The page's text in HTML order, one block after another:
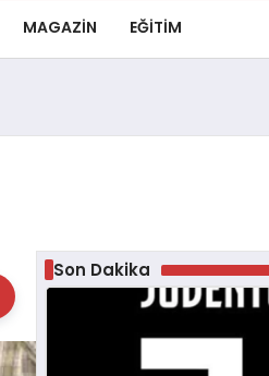
MAGAZİN EĞİTİM
Son Dakika